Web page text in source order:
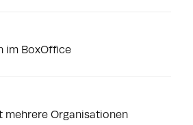
im BoxOffice
mehrere Organisationen